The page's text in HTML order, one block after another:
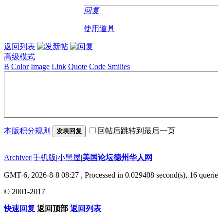
回复
使用道具
返回列表
高级模式
B Color Image Link Quote Code Smilies
本版积分规则 发表回复 回帖后跳转到最后一页
Archiver|手机版|小黑屋|美国论坛德州华人网
GMT-6, 2026-8-8 08:27 , Processed in 0.029408 second(s), 16
© 2001-2017
快速回复 返回顶部 返回列表